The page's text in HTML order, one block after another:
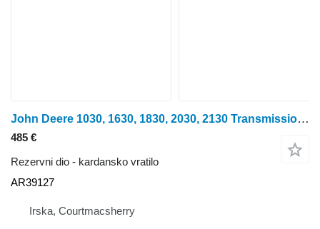
John Deere 1030, 1630, 1830, 2030, 2130 Transmission Input Shaft Hi Lo Ar39 AR39127 kardansko vratilo za traktora na kotačima
485 €
Rezervni dio - kardansko vratilo
AR39127
Irska, Courtmacsherry